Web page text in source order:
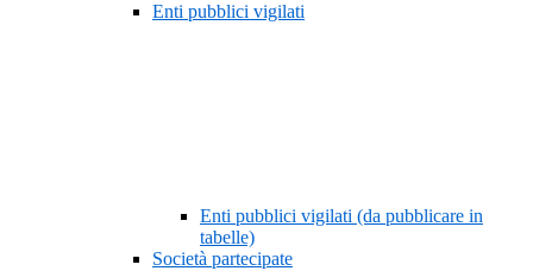
Enti pubblici vigilati
Enti pubblici vigilati (da pubblicare in
tabelle)
Società partecipate